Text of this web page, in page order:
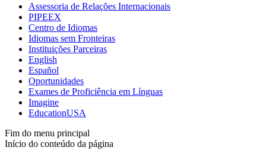
Assessoria de Relações Internacionais
PIPEEX
Centro de Idiomas
Idiomas sem Fronteiras
Instituições Parceiras
English
Español
Oportunidades
Exames de Proficiência em Línguas
Imagine
EducationUSA
Fim do menu principal
Início do conteúdo da página